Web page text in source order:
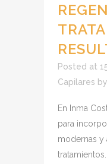
Posted at
Capilares by
En Inma
para
modernas y